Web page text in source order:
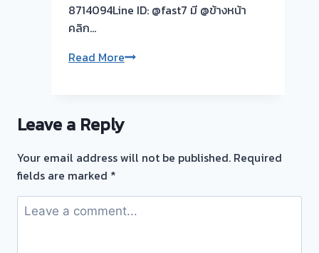
ขอบคุณ
บางใหญ่
นนทบุรี
8714094Line ID: @fast7 มี @ข้างหน้า
คลิก…
Read Moreรับ
ทอง
รับ
ถึง
โรง
Leave a Reply
Your email address will not be published. Required
fields are marked *